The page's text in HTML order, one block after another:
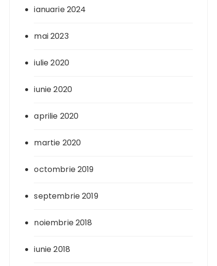
ianuarie 2024
mai 2023
iulie 2020
iunie 2020
aprilie 2020
martie 2020
octombrie 2019
septembrie 2019
noiembrie 2018
iunie 2018